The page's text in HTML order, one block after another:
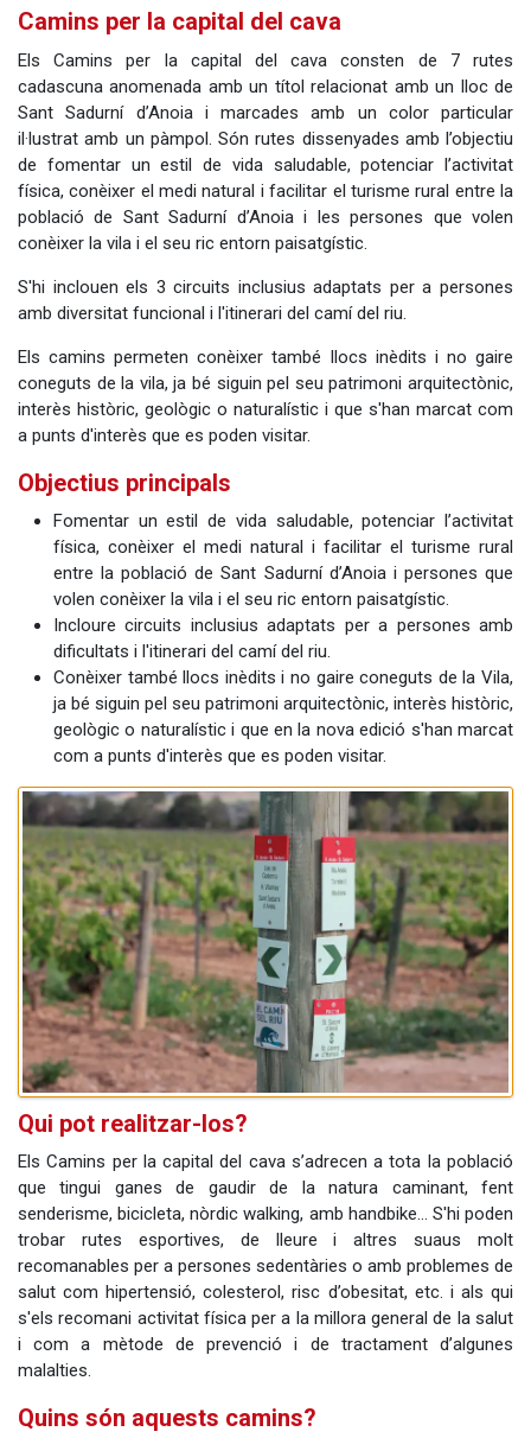
Camins per la capital del cava
Els Camins per la capital del cava consten de 7 rutes
cadascuna anomenada amb un títol relacionat amb un lloc de
Sant Sadurní d’Anoia i marcades amb un color particular
il·lustrat amb un pàmpol. Són rutes dissenyades amb l’objectiu
de fomentar un estil de vida saludable, potenciar l’activitat
física, conèixer el medi natural i facilitar el turisme rural entre la
població de Sant Sadurní d’Anoia i les persones que volen
conèixer la vila i el seu ric entorn paisatgístic.
S'hi inclouen els 3 circuits inclusius adaptats per a persones
amb diversitat funcional i l'itinerari del camí del riu.
Els camins permeten conèixer també llocs inèdits i no gaire
coneguts de la vila, ja bé siguin pel seu patrimoni arquitectònic,
interès històric, geològic o naturalístic i que s'han marcat com
a punts d'interès que es poden visitar.
Objectius principals
Fomentar un estil de vida saludable, potenciar l’activitat
física, conèixer el medi natural i facilitar el turisme rural
entre la població de Sant Sadurní d’Anoia i persones que
volen conèixer la vila i el seu ric entorn paisatgístic.
Incloure circuits inclusius adaptats per a persones amb
dificultats i l'itinerari del camí del riu.
Conèixer també llocs inèdits i no gaire coneguts de la Vila,
ja bé siguin pel seu patrimoni arquitectònic, interès històric,
geològic o naturalístic i que en la nova edició s'han marcat
com a punts d'interès que es poden visitar.
Qui pot realitzar-los?
Els Camins per la capital del cava s’adrecen a tota la població
que tingui ganes de gaudir de la natura caminant, fent
senderisme, bicicleta, nòrdic walking, amb handbike... S'hi poden
trobar rutes esportives, de lleure i altres suaus molt
recomanables per a persones sedentàries o amb problemes de
salut com hipertensió, colesterol, risc d’obesitat, etc. i als qui
s'els recomani activitat física per a la millora general de la salut
i com a mètode de prevenció i de tractament d’algunes
malalties.
Quins són aquests camins?